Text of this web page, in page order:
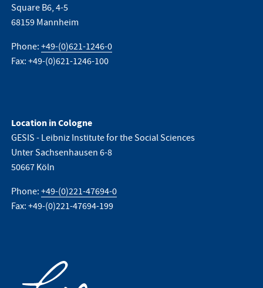
Square B6, 4-5
68159 Mannheim
Phone:+49-(0)621-1246-0
Fax: +49-(0)621-1246-100
Location in Cologne
GESIS - Leibniz Institute for the Social Sciences
Unter Sachsenhausen 6-8
50667 Köln
Phone:+49-(0)221-47694-0
Fax: +49-(0)221-47694-199